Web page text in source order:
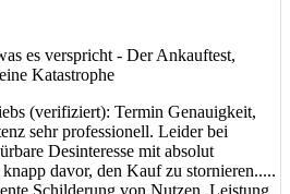
es verspricht - Der Ankauftest,
Katastrophe
(verifiziert): Termin Genauigkeit,
sehr professionell. Leider bei
Desinteresse mit absolut
davor, den Kauf zu stornieren.....